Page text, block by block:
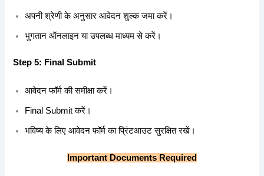
अपनी श्रेणी के अनुसार आवेदन शुल्क जमा करें।
भुगतान ऑनलाइन या उपलब्ध माध्यम से करें।
Step 5: Final Submit
आवेदन फॉर्म की समीक्षा करें।
Final Submit करें।
भविष्य के लिए आवेदन फॉर्म का प्रिंटआउट सुरक्षित रखें।
Important Documents Required